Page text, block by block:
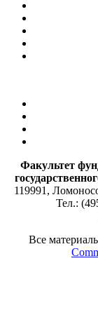
Факультет
119991,
Тел.:
Все